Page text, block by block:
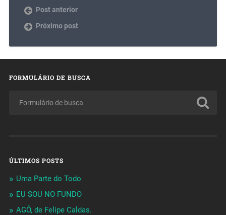
Post anterior
Próximo post
FORMULÁRIO DE BUSCA
ÚLTIMOS POSTS
Uma Parte do Todo
EU SOU NO FUNDO
AGÔ, de Felipe Caldas.